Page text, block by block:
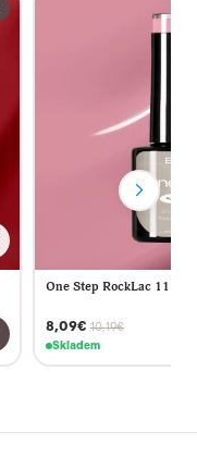
One Step RockLac 11
8,09€ 10,19€
Skladem